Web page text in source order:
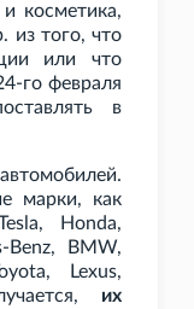
косметика,
из того, что
или что
го февраля
в
марки, как
Honda,
Benz, BMW,
Lexus,
их